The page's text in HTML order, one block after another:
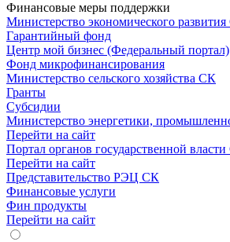
Финансовые меры поддержки
Министерство экономического
Гарантийный фонд
Центр мой бизнес (Федеральный портал)
Фонд микрофинансирования
Министерство сельского хозяйства СК
Гранты
Субсидии
Министерство энергетики,
Перейти на сайт
Портал органов государственной
Перейти на сайт
Представительство РЭЦ СК
Финансовые услуги
Фин продукты
Перейти на сайт